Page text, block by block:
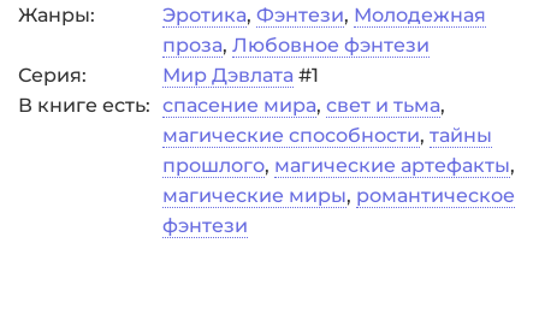
Жанры:
Эротика, Фэнтези, Молодежная
проза, Любовное фэнтези
Серия:
Мир Дэвлата #1
В книге есть: спасение мира, свет и тьма,
магические способности, тайны
прошлого, магические артефакты,
магические миры, романтическое
фэнтези